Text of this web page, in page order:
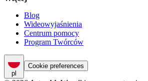
Blog
Wideowyjaśnienia
Centrum pomocy
Program Twórców
pl
Cookie preferences